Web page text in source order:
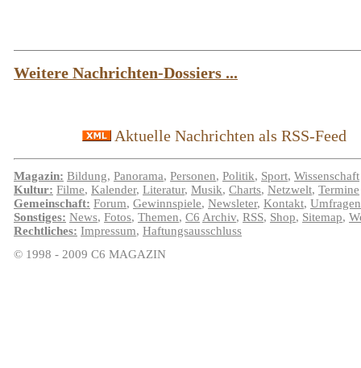
Weitere Nachrichten-Dossiers ...
Aktuelle Nachrichten als RSS-Feed
Magazin: Bildung, Panorama, Personen, Politik, Sport, Wissenschaft
Kultur: Filme, Kalender, Literatur, Musik, Charts, Netzwelt, Termine
Gemeinschaft: Forum, Gewinnspiele, Newsleter, Kontakt, Umfragen
Sonstiges: News, Fotos, Themen, C6 Archiv, RSS, Shop, Sitemap,
Rechtliches: Impressum, Haftungsausschluss
© 1998 - 2009 C6 MAGAZIN